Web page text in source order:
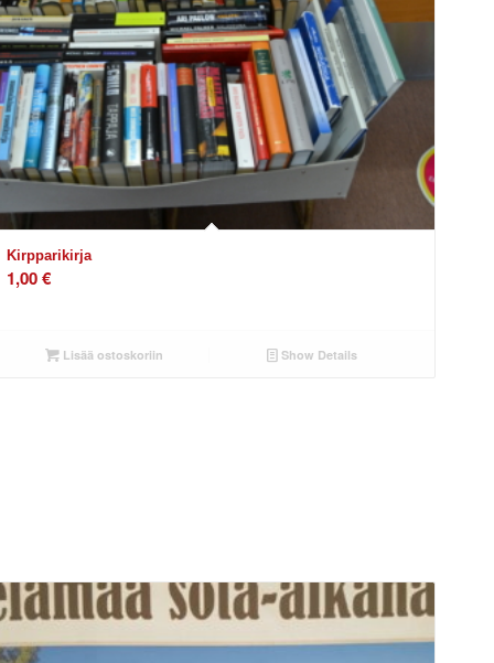
Kirpparikirja
1,00€
Lisää ostoskoriin Show Details